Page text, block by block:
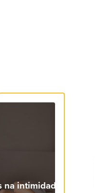
intimidade